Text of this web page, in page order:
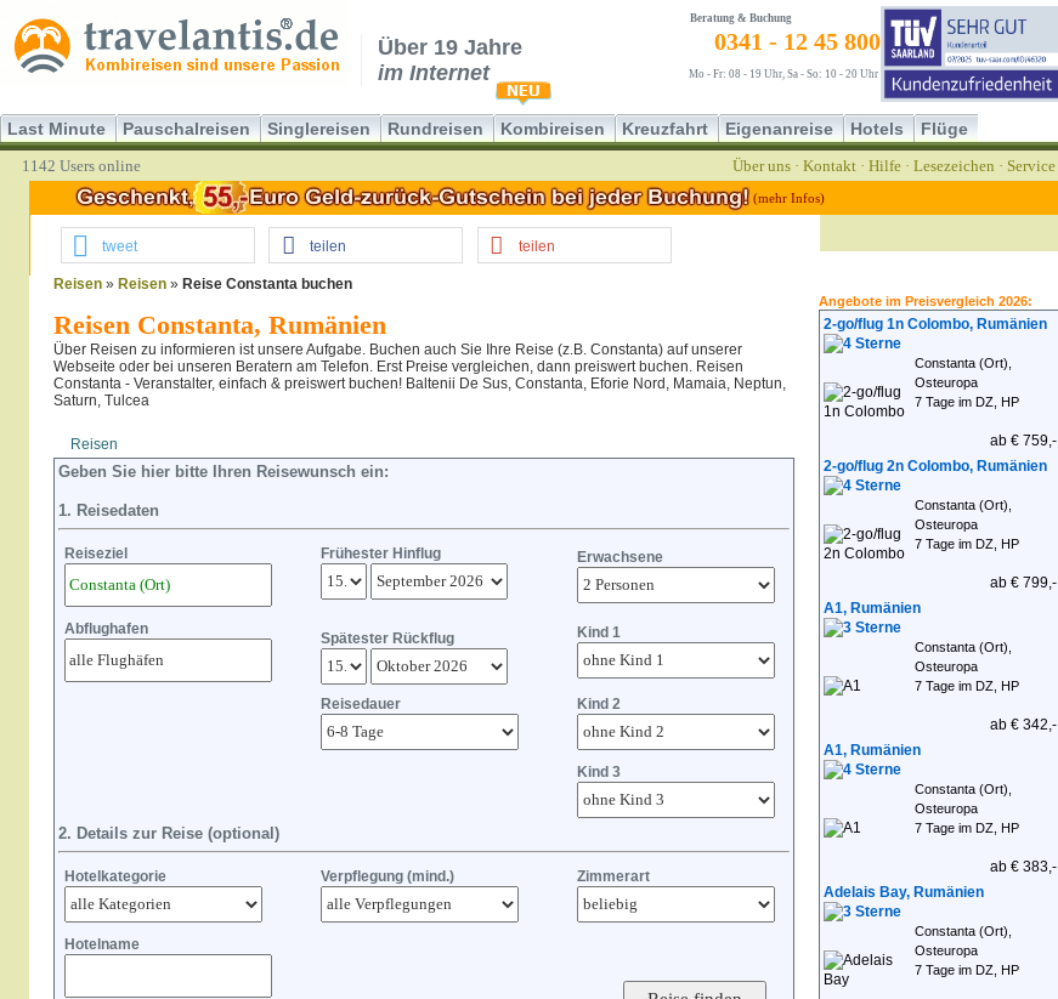
Über 19 Jahre
im Internet
Beratung & Buchung
0341 - 12 45 800
Mo - Fr: 08 - 19 Uhr, Sa - So: 10 - 20 Uhr
Last Minute Pauschalreisen Singlereisen Rundreisen Kombireisen Kreuzfahrt Eigenanreise Hotels Flüge
1142 Users online Über uns · Kontakt · Hilfe · Lesezeichen · Service
(mehr Infos)
tweet teilen teilen
Reisen » Reisen » Reise Constanta buchen
Reisen Constanta, Rumänien
Über Reisen zu informieren ist unsere Aufgabe. Buchen auch Sie Ihre Reise (z.B. Constanta) auf unserer
Webseite oder bei unseren Beratern am Telefon. Erst Preise vergleichen, dann preiswert buchen. Reisen
Constanta - Veranstalter, einfach & preiswert buchen! Baltenii De Sus, Constanta, Eforie Nord, Mamaia, Neptun,
Saturn, Tulcea
Reisen
Geben Sie hier bitte Ihren Reisewunsch ein:
1. Reisedaten
Reiseziel Frühester Hinflug Erwachsene
Abflughafen
Spätester Rückflug Kind 1
Reisedauer Kind 2
Kind 3
2. Details zur Reise (optional)
Hotelkategorie Verpflegung (mind.) Zimmerart
Hotelname
Angebote im Preisvergleich 2026:
2-go/flug 1n Colombo, Rumänien
Constanta (Ort),
Osteuropa
7 Tage im DZ, HP
ab € 759,-
2-go/flug 2n Colombo, Rumänien
Constanta (Ort),
Osteuropa
7 Tage im DZ, HP
ab € 799,-
A1, Rumänien
Constanta (Ort),
Osteuropa
7 Tage im DZ, HP
ab € 342,-
A1, Rumänien
Constanta (Ort),
Osteuropa
7 Tage im DZ, HP
ab € 383,-
Adelais Bay, Rumänien
Constanta (Ort),
Osteuropa
7 Tage im DZ, HP